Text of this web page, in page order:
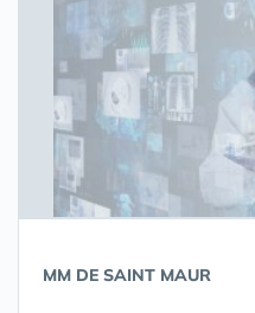
MM DE SAINT MAUR